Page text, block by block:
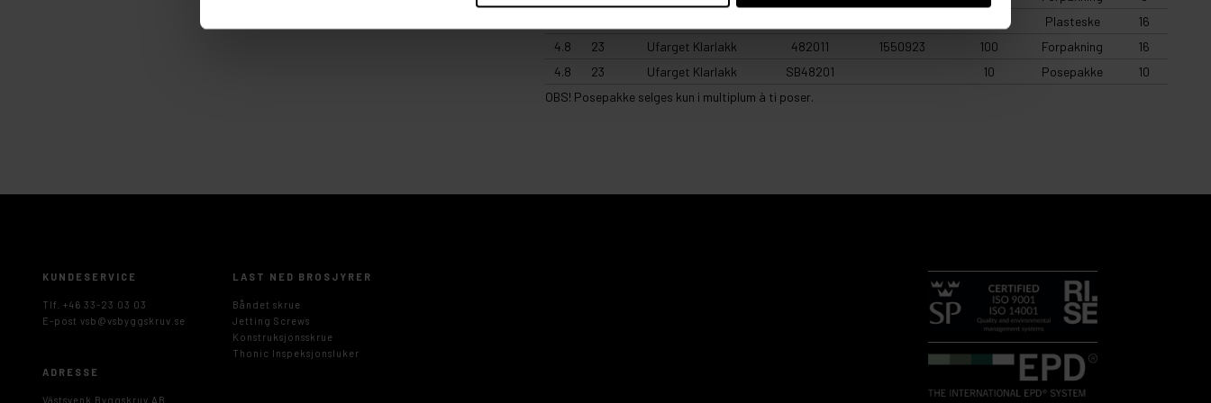
Plasteske
16
4.8
23 Ufarget Klarlakk 482011 1550923 100 Forpakning
16
4.8
23 Ufarget Klarlakk SB48201 10 Posepakke
10
OBS! Posepakke selges kun i multiplum à ti poser.
KUNDESERVICE
Tlf. +46 33-23 03 03
E-post vsb@vsbyggskruv.se
LAST NED BROSJYRER
Båndet skrue
Jetting Screws
Konstruksjonsskrue
Thonic Inspeksjonsluker
ADRESSE
Västsvenk Byggskruv AB